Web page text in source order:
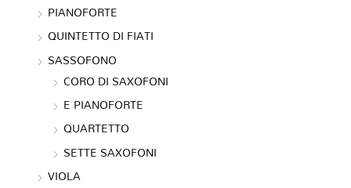
PIANOFORTE
QUINTETTO DI FIATI
SASSOFONO
CORO DI SAXOFONI
E PIANOFORTE
QUARTETTO
SETTE SAXOFONI
VIOLA